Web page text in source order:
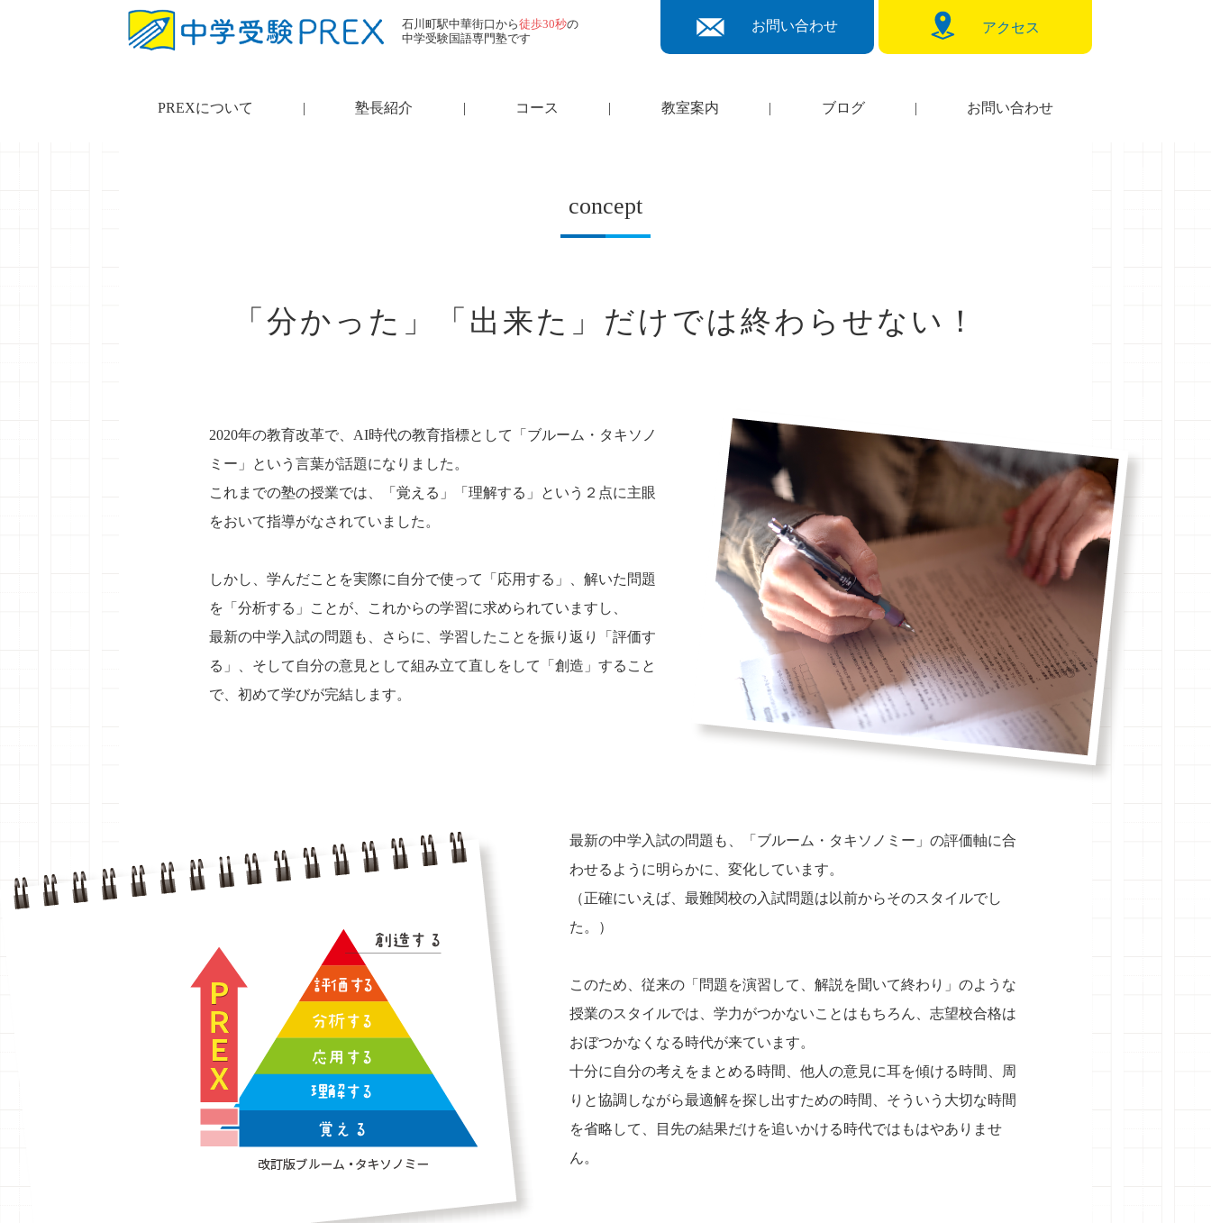
石川町駅中華街口から徒歩30秒の
中学受験国語専門塾です
お問い合わせ アクセス
PREXについて | 塾長紹介 | コース | 教室案内 | ブログ | お問い合わせ
concept
「分かった」「出来た」だけでは終わらせない！
2020年の教育改革で、AI時代の教育指標として「ブルーム・タキソノ
ミー」という言葉が話題になりました。
これまでの塾の授業では、「覚える」「理解する」という２点に主眼
をおいて指導がなされていました。
しかし、学んだことを実際に自分で使って「応用する」、解いた問題
を「分析する」ことが、これからの学習に求められていますし、
最新の中学入試の問題も、さらに、学習したことを振り返り「評価す
る」、そして自分の意見として組み立て直しをして「創造」すること
で、初めて学びが完結します。
最新の中学入試の問題も、「ブルーム・タキソノミー」の評価軸に合
わせるように明らかに、変化しています。
（正確にいえば、最難関校の入試問題は以前からそのスタイルでし
た。）
このため、従来の「問題を演習して、解説を聞いて終わり」のような
授業のスタイルでは、学力がつかないことはもちろん、志望校合格は
おぼつかなくなる時代が来ています。
十分に自分の考えをまとめる時間、他人の意見に耳を傾ける時間、周
りと協調しながら最適解を探し出すための時間、そういう大切な時間
を省略して、目先の結果だけを追いかける時代ではもはやありませ
ん。